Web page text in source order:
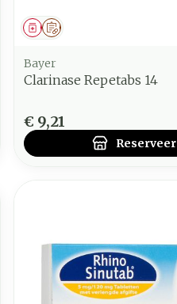
Op voorschrift
Geneesmiddel
Bayer
Clarinase Repetabs 14
€ 9,21
Reserveer